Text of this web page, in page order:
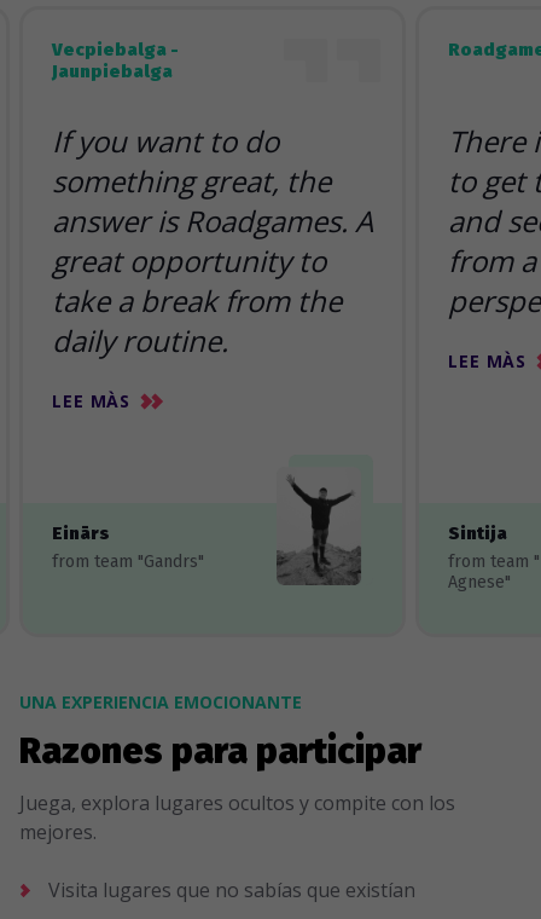
Vecpiebalga -
Jaunpiebalga
If you want to do
something great, the
answer is Roadgames. A
great opportunity to
take a break from the
daily routine.
LEE MÀS
Einārs
from team "Gandrs"
There
to get
and
from
LEE MÀS
Sintija
from team
Agnese"
UNA EXPERIENCIA EMOCIONANTE
Razones para participar
Juega, explora lugares ocultos y compite con los
mejores.
Visita lugares que no sabías que existían